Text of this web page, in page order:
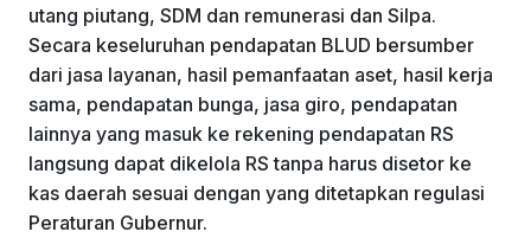
utang piutang, SDM dan remunerasi dan Silpa.
Secara keseluruhan pendapatan BLUD bersumber
dari jasa layanan, hasil pemanfaatan aset, hasil kerja
sama, pendapatan bunga, jasa giro, pendapatan
lainnya yang masuk ke rekening pendapatan RS
langsung dapat dikelola RS tanpa harus disetor ke
kas daerah sesuai dengan yang ditetapkan regulasi
Peraturan Gubernur.